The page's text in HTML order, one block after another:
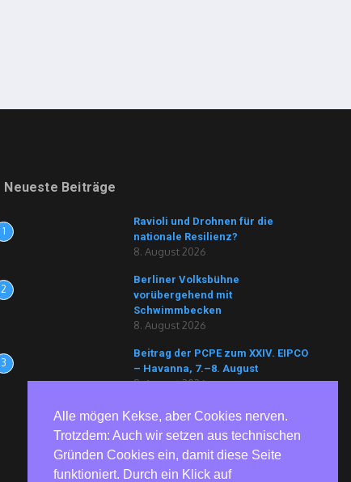
Neueste Beiträge
1
Ravioli und Drohnen für die
nationale Resilienz?
8. August 2026
2
Berliner Volksbühne
vorübergehend mit
Schwimmbecken
8. August 2026
3
Beitrag der PCPE zum XXIV. EIPCO
– Havanna, 7.–8. August
8. August 2026
Alle mögen Kekse, aber Cookies nerven.
Trotzdem: Auch wir setzen aus technischen
Gründen Cookies ein, damit diese Seite
funktioniert. Durch ein Klick auf